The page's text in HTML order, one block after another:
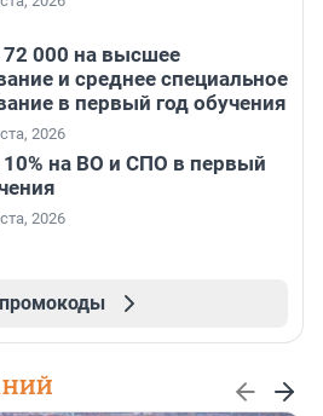
000 на высшее
и среднее специальное
в первый год обучения
2026
на ВО и СПО в первый
2026